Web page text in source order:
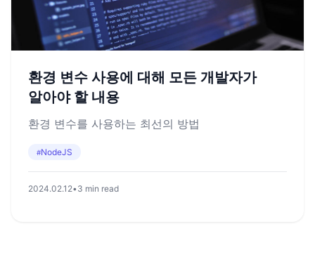
환경 변수 사용에 대해 모든 개발자가
알아야 할 내용
환경 변수를 사용하는 최선의 방법
#NodeJS
2024.02.12•3 min read